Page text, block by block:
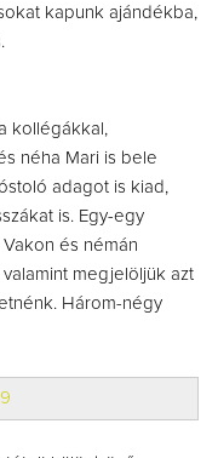
kapunk ajándékba,
kollégákkal,
néha Mari is bele
adagot is kiad,
is. Egy-egy
és némán
megjelöljük azt
Három-négy